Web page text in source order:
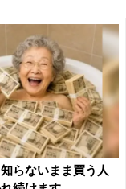
らないまま買う人